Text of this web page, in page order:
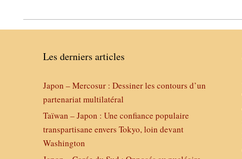
Les derniers articles
Japon – Mercosur : Dessiner les contours d’un
partenariat multilatéral
Taïwan – Japon : Une confiance populaire
transpartisane envers Tokyo, loin devant
Washington